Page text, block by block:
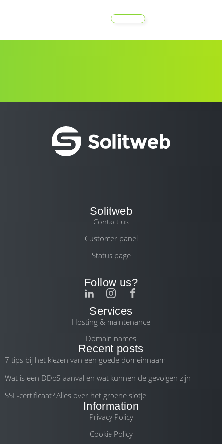
MENU
Solitweb
Contact us
Customer panel
Status page
Follow us?
Services
Hosting & maintenance
Domain names
Recent posts
7 tips bij het kiezen van een goede domeinnaam
Wat is een DDoS-aanval en wat kunnen de gevolgen zijn
SSL-certificaat? Alles over het groene slotje
Information
Privacy Policy
Cookie Policy